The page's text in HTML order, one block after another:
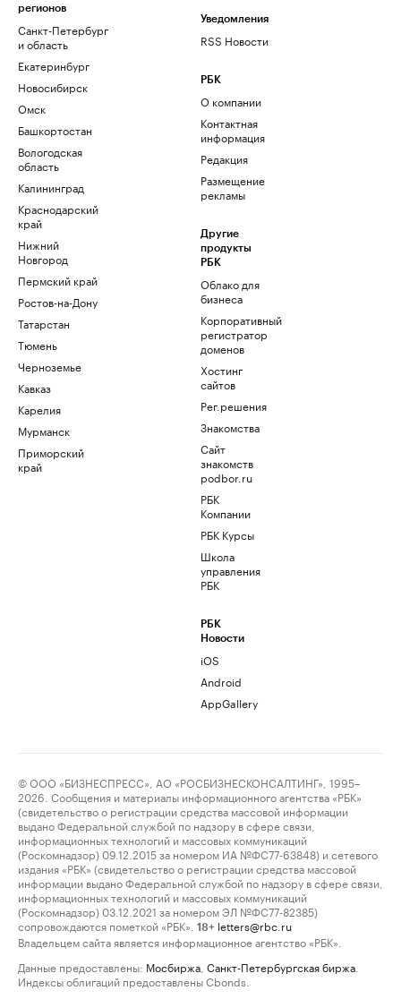
регионов
Санкт-Петербург
и область
Екатеринбург
Новосибирск
Омск
Башкортостан
Вологодская
область
Калининград
Краснодарский
край
Нижний
Новгород
Пермский край
Ростов-на-Дону
Татарстан
Тюмень
Черноземье
Кавказ
Карелия
Мурманск
Приморский
край
Уведомления
RSS Новости
РБК
О компании
Контактная
информация
Редакция
Размещение
рекламы
Другие
продукты
РБК
Облако для
бизнеса
Корпоративный
регистратор
доменов
Хостинг
сайтов
Рег.решения
Знакомства
Сайт
знакомств
podbor.ru
РБК
Компании
РБК Курсы
Школа
управления
РБК
РБК
Новости
iOS
Android
AppGallery
© ООО «БИЗНЕСПРЕСС», АО «РОСБИЗНЕСКОНСАЛТИНГ», 1995–
2026. Сообщения и материалы информационного агентства «РБК»
(свидетельство о регистрации средства массовой информации
выдано Федеральной службой по надзору в сфере связи,
информационных технологий и массовых коммуникаций
(Роскомнадзор) 09.12.2015 за номером ИА №ФС77-63848) и сетевого
издания «РБК» (свидетельство о регистрации средства массовой
информации выдано Федеральной службой по надзору в сфере связи,
информационных технологий и массовых коммуникаций
(Роскомнадзор) 03.12.2021 за номером ЭЛ №ФС77-82385)
сопровождаются пометкой «РБК».
18+ letters@rbc.ru
Владельцем сайта является информационное агентство «РБК».
Данные предоставлены: Мосбиржа Санкт-Петербургская биржа
Индексы облигаций предоставлены Cbonds.